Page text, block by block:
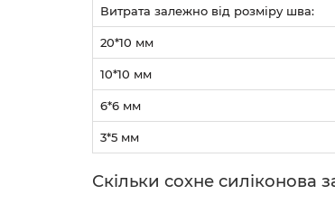
Витрата залежно від розміру шва:
20*10 мм
10*10 мм
6*6 мм
3*5 мм
Скільки сохне силіконова